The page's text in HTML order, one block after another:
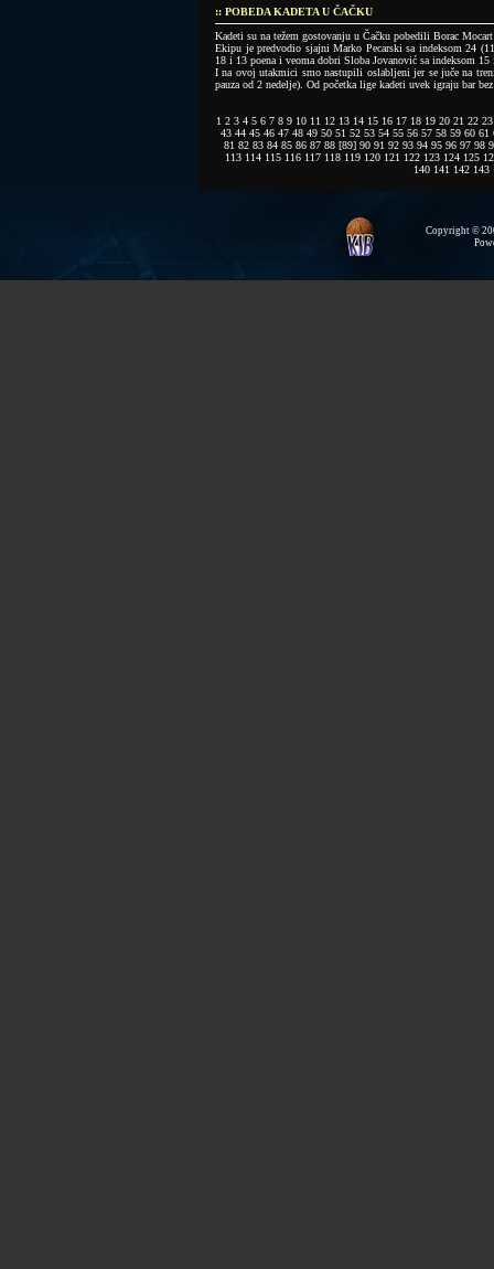
:: POBEDA KADETA U ČAČKU
Kadeti su na težem gostovanju u Čačku pobedili Borac
Ekipu je predvodio sjajni Marko Pecarski sa indeksom 24
18 i 13 poena i veoma dobri Sloba Jovanović sa indeksom 15
I na ovoj utakmici smo nastupili oslabljeni jer se juče na
pauza od 2 nedelje). Od početka lige kadeti uvek igraju bar
1 2 3 4 5 6 7 8 9 10 11 12 13 14 15 16 17 18 19 20 21 22 23
43 44 45 46 47 48 49 50 51 52 53 54 55 56 57 58 59 60 61
81 82 83 84 85 86 87 88 [89] 90 91 92 93 94 95 96 97 98
113 114 115 116 117 118 119 120 121 122 123 124 125
140 141 142 143
Copyright ©